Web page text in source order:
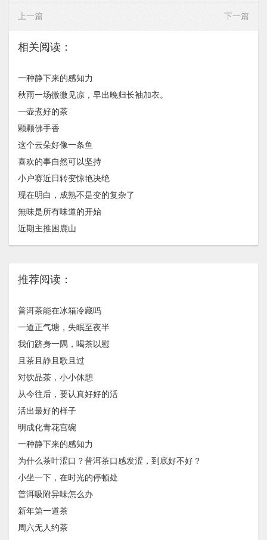
上一篇 下一篇
相关阅读：
一种静下来的感知力
秋雨一场微微见凉，早出晚归长袖加衣。
一壶煮好的茶
颗颗佛手香
这个云朵好像一条鱼
喜欢的事自然可以坚持
小户赛近日转变惊艳决绝
现在明白，成熟不是变的复杂了
無味是所有味道的开始
近期主推困鹿山
推荐阅读：
普洱茶能在冰箱冷藏吗
一道正气塘，失眠至夜半
我们跻身一隅，喝茶以慰
且茶且静且歌且过
对饮品茶，小小休憩
从今往后，要认真好好的活
活出最好的样子
明成化青花宫碗
一种静下来的感知力
为什么茶叶涩口？普洱茶口感发涩，到底好不好？
小坐一下，在时光的停顿处
普洱吸附异味怎么办
新年第一道茶
周六无人约茶